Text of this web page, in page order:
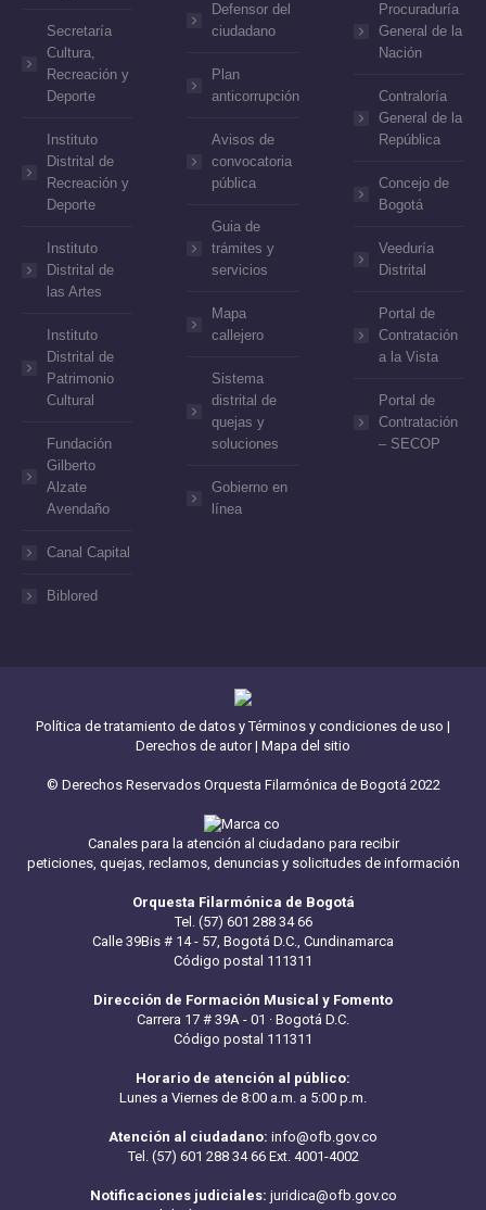
Secretaría
Cultura,
Recreación y
Deporte
Instituto
Distrital de
Recreación y
Deporte
Instituto
Distrital de
las Artes
Instituto
Distrital de
Patrimonio
Cultural
Fundación
Gilberto
Alzate
Avendaño
Canal Capital
Biblored
Defensor del
ciudadano
Plan
anticorrupción
Avisos de
convocatoria
pública
Guia de
trámites y
servicios
Mapa
callejero
Sistema
distrital de
quejas y
soluciones
Gobierno en
línea
Procuraduría
General de la
Nación
Contraloría
General de la
República
Concejo de
Bogotá
Veeduría
Distrital
Portal de
Contratación
a la Vista
Portal de
Contratación
– SECOP
Política de tratamiento de datos y Términos y condiciones de uso |
Derechos de autor| Mapa del sitio
© Derechos Reservados Orquesta Filarmónica de Bogotá 2022
Canales para la atención al ciudadano para recibir
peticiones, quejas, reclamos, denuncias y solicitudes de información
Orquesta Filarmónica de Bogotá
Tel. (57) 601 288 34 66
Calle 39Bis # 14 - 57, Bogotá D.C., Cundinamarca
Código postal 111311
Dirección de Formación Musical y Fomento
Carrera 17 # 39A - 01 · Bogotá D.C.
Código postal 111311
Horario de atención al público:
Lunes a Viernes de 8:00 a.m. a 5:00 p.m.
Atención al ciudadano: info@ofb.gov.co
Tel. (57) 601 288 34 66 Ext. 4001-4002
Notificaciones judiciales: juridica@ofb.gov.co